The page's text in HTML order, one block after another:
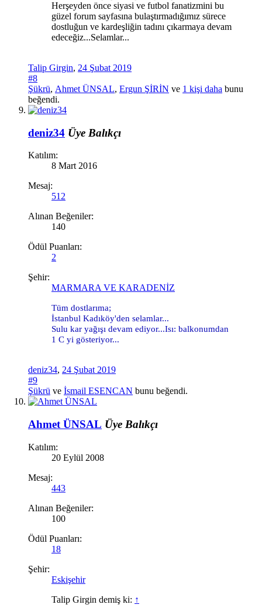
Herşeyden önce siyasi ve futbol fanatizmini bu
güzel forum sayfasına bulaştırmadığımız sürece
dostluğun ve kardeşliğin tadını çıkarmaya devam
edeceğiz...Selamlar...
Talip Girgin, 24 Şubat 2019
#8
Şükrü, Ahmet ÜNSAL, Ergun ŞİRİN ve 1 kişi daha bunu
beğendi.
deniz34 Üye Balıkçı
Katılım:
8 Mart 2016
Mesaj:
512
Alınan Beğeniler:
140
Ödül Puanları:
2
Şehir:
MARMARA VE KARADENİZ
Tüm dostlarıma;
İstanbul Kadıköy'den selamlar...
Sulu kar yağışı devam ediyor...Isı: balkonumdan
1 C yi gösteriyor...
deniz34, 24 Şubat 2019
#9
Şükrü ve İsmail ESENCAN bunu beğendi.
Ahmet ÜNSAL Üye Balıkçı
Katılım:
20 Eylül 2008
Mesaj:
443
Alınan Beğeniler:
100
Ödül Puanları:
18
Şehir:
Eskişehir
Talip Girgin demiş ki: ↑